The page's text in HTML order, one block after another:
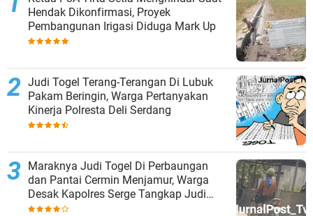
Hendak Dikonfirmasi, Proyek
Pembangunan Irigasi Diduga Mark Up
Judi Togel Terang-Terangan Di Lubuk
Pakam Beringin, Warga Pertanyakan
Kinerja Polresta Deli Serdang
Maraknya Judi Togel Di Perbaungan
dan Pantai Cermin Menjamur, Warga
Desak Kapolres Serge Tangkap Judi
Togel